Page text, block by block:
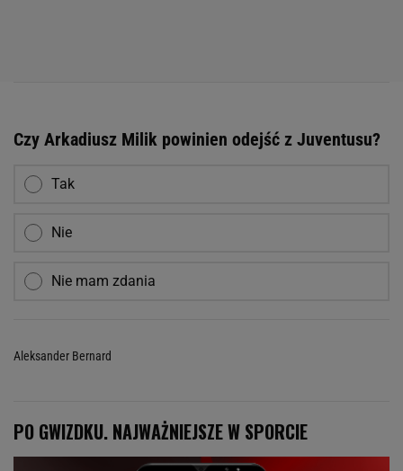
Czy Arkadiusz Milik powinien odejść z Juventusu?
Tak
Nie
Nie mam zdania
Aleksander Bernard